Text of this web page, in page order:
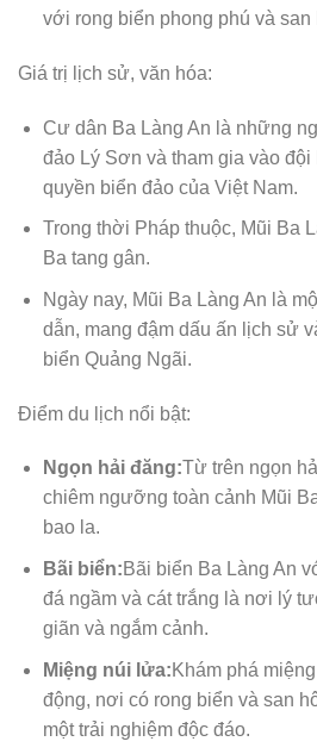
với rong biển phong phú và san
Giá trị lịch sử, văn hóa:
Cư dân Ba Làng An là những
đảo Lý Sơn và tham gia vào
quyền biển đảo của Việt Nam.
Trong thời Pháp thuộc, Mũi Ba
Ba tang gân.
Ngày nay, Mũi Ba Làng An là
dẫn, mang đậm dấu ấn lịch sử
biển Quảng Ngãi.
Điểm du lịch nổi bật:
Ngọn hải đăng:Từ trên ngọn
chiêm ngưỡng toàn cảnh Mũi
bao la.
Bãi biển:Bãi biển Ba Làng An
đá ngầm và cát trắng là nơi lý
giãn và ngắm cảnh.
Miệng núi lửa:Khám phá
động, nơi có rong biển và san
một trải nghiệm độc đáo.